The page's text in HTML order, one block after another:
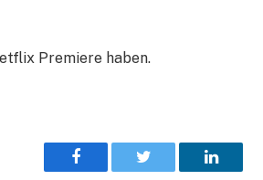
Premiere haben.
Facebook Twitter LinkedIn